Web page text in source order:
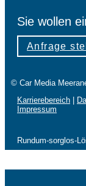
Sie wollen
Anfrage
© Car Media
Karrierebereich |
Impressum
Rundum-sorglos-